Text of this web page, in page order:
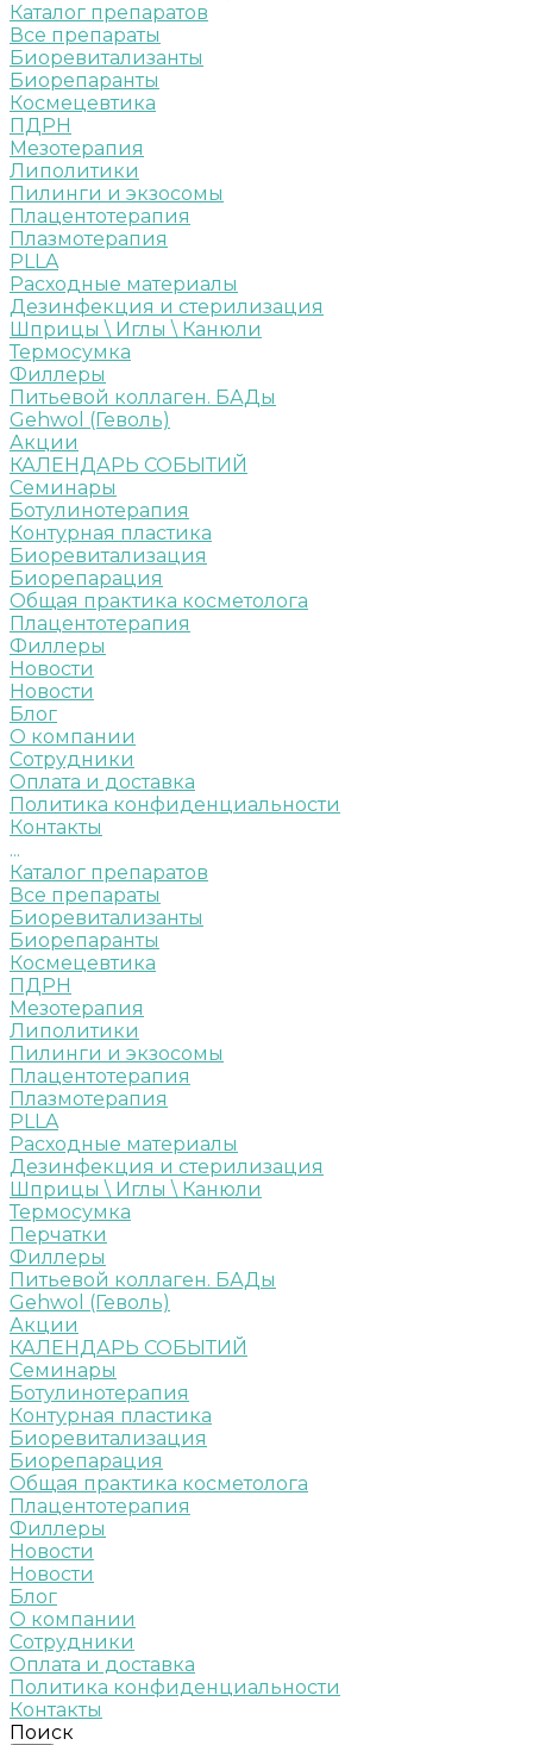
Каталог препаратов
Все препараты
Биоревитализанты
Биорепаранты
Космецевтика
ПДРН
Мезотерапия
Липолитики
Пилинги и экзосомы
Плацентотерапия
Плазмотерапия
PLLA
Расходные материалы
Дезинфекция и стерилизация
Шприцы \ Иглы \ Канюли
Термосумка
Филлеры
Питьевой коллаген. БАДы
Gehwol (Геволь)
Акции
КАЛЕНДАРЬ СОБЫТИЙ
Семинары
Ботулинотерапия
Контурная пластика
Биоревитализация
Биорепарация
Общая практика косметолога
Плацентотерапия
Филлеры
Новости
Новости
Блог
О компании
Сотрудники
Оплата и доставка
Политика конфиденциальности
Контакты
...
Каталог препаратов
Все препараты
Биоревитализанты
Биорепаранты
Космецевтика
ПДРН
Мезотерапия
Липолитики
Пилинги и экзосомы
Плацентотерапия
Плазмотерапия
PLLA
Расходные материалы
Дезинфекция и стерилизация
Шприцы \ Иглы \ Канюли
Термосумка
Перчатки
Филлеры
Питьевой коллаген. БАДы
Gehwol (Геволь)
Акции
КАЛЕНДАРЬ СОБЫТИЙ
Семинары
Ботулинотерапия
Контурная пластика
Биоревитализация
Биорепарация
Общая практика косметолога
Плацентотерапия
Филлеры
Новости
Новости
Блог
О компании
Сотрудники
Оплата и доставка
Политика конфиденциальности
Контакты
Поиск